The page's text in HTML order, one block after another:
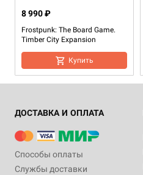
Miniatures Expansion
Уведомить о наличии
Frostpunk: The Board Game.
Timber City Expansion
8 990 ₽
Купить
Дополнение 1-4
ДОСТАВКА И ОПЛАТА
Способы оплаты
Службы доставки